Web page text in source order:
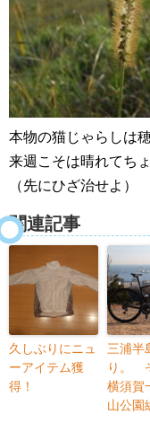
本物の猫じゃらしは
来週こそは晴れてち
（先にひざ治せよ）
関連記事
久しぶりにニュ
ーアイテム獲
得！
三浦半
り。
横須賀
山公